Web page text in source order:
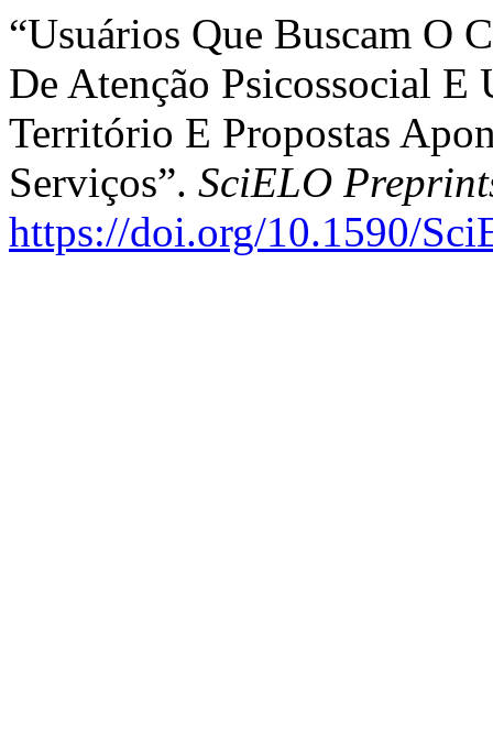
“Usuários Que Buscam O
De Atenção Psicossocial E
Território E Propostas
Serviços”. SciELO
https://doi.org/10.1590/